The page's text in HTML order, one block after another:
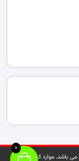
باشد. موارد کپی شده از
0